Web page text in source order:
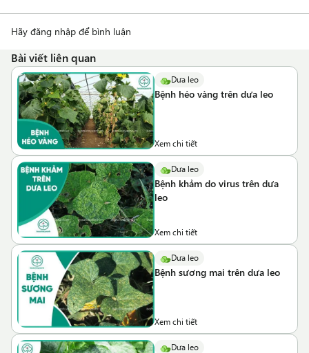
Hãy đăng nhập để bình luận
Bài viết liên quan
Dưa leo
Bệnh héo vàng trên dưa leo
Xem chi tiết
Dưa leo
Bệnh khảm do virus trên dưa
leo
Xem chi tiết
Dưa leo
Bệnh sương mai trên dưa leo
Xem chi tiết
Dưa leo